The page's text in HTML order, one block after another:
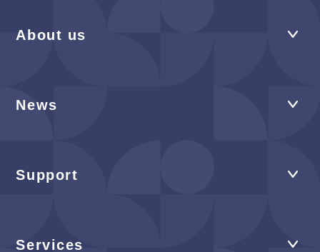
About us
News
Support
Services